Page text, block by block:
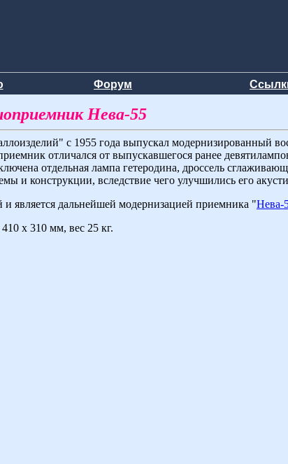
Форум
Нева-55
с 1955 года выпускал модернизированный
отличался от выпускавшегося ранее
отдельная лампа гетеродина, дроссель
и конструкции, вследствие чего улучшились его
является дальнейшей модернизацией приемника "Нева-
х 310 мм, вес 25 кг.